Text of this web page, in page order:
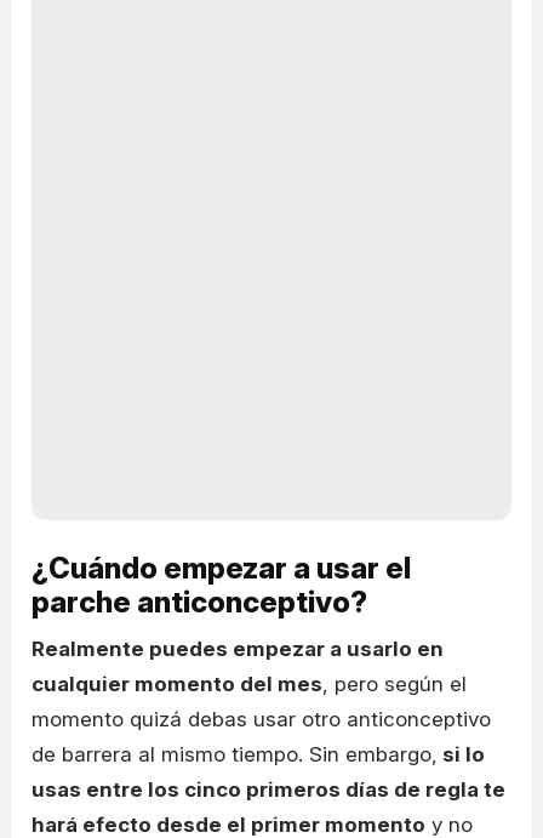
¿Cuándo empezar a usar el
parche anticonceptivo?
Realmente puedes empezar a usarlo en
cualquier momento del mes , pero según el
momento quizá debas usar otro anticonceptivo
de barrera al mismo tiempo. Sin embargo, si lo
usas entre los cinco primeros días de regla te
hará efecto desde el primer momento y no